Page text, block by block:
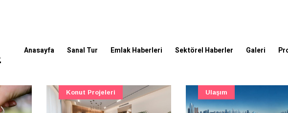
Anasayfa Sanal Tur Emlak Haberleri Sektörel Haberler Galeri
Ulaşım Güncel